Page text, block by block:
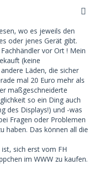
wo es jeweils den
oder jenes Gerät gibt.
vor Ort ! Mein
(keine
Läden, die sicher
mal 20 Euro mehr als
maßgeschneiderte
so ein Ding auch
des Displays!) und -was
Fragen oder Problemen
haben. Das können all die
sich erst vom FH
im WWW zu kaufen.